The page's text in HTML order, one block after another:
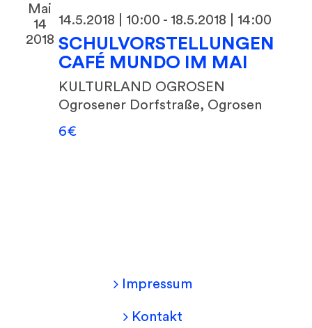
Mai
14
2018
14.5.2018 | 10:00 - 18.5.2018 | 14:00
SCHULVORSTELLUNGEN
CAFÉ MUNDO IM MAI
KULTURLAND OGROSEN
Ogrosener Dorfstraße, Ogrosen
6€
Impressum
Kontakt